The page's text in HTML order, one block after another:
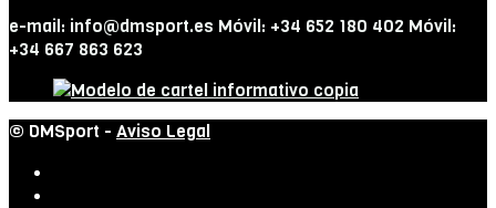
e-mail: info@dmsport.es Móvil: +34 652 180 402 Móvil:
+34 667 863 623
© DMSport - Aviso Legal